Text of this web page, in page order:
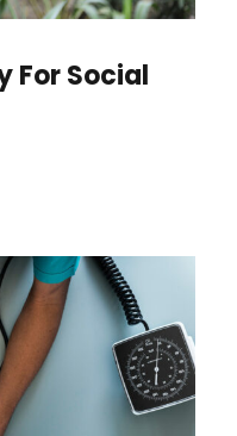
For Social